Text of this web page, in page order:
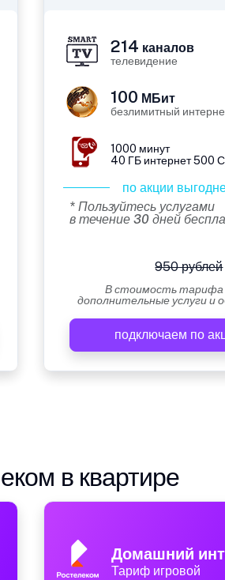
214 каналов
телевидение
100 МБит
безлимитный
1000 минут
40 ГБ интернет 500
по акции
* Пользуйтесь услугами
в течение 30 дней
950 рублей
В стоимость тарифа
дополнительные услуги и
подключаем по
в квартире
Домашний
Тариф игровой